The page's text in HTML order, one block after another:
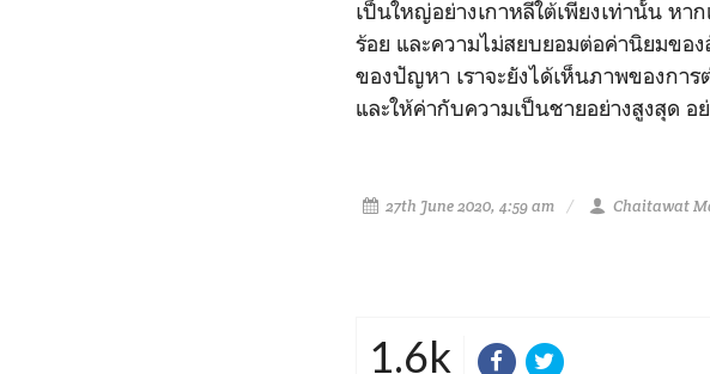
เป็นใหญ่อย่างเกาหลีใต้เพียงเท่านั้น หา
ร้อย และความไม่สยบยอมต่อค่านิยมขอ
ของปัญหา เราจะยังได้เห็นภาพของกา
และให้ค่ากับความเป็นชายอย่างสูงสุด อ
27th June 2020, 4:59 am Chaitawat
1.6k